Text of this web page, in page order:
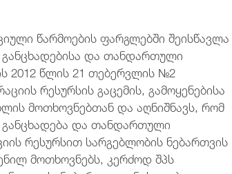
წარმოების ფარგლებში შეისწავლა
და თანდართული
2012 წლის 21 თებერვლის №2
რესურსის გაცემის, გამოყენებისა
მოთხოვნებთან და აღნიშნავს, რომ
განცხადება და თანდართული
რესურსით სარგებლობის ნებართვის
მოთხოვნებს, კერძოდ შპს